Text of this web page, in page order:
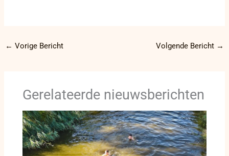
← Vorige Bericht Volgende Bericht →
Gerelateerde nieuwsberichten